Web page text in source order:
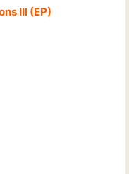
III (EP)